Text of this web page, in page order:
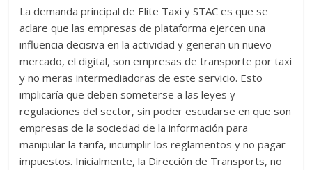
La demanda principal de Elite Taxi y STAC es que se
aclare que las empresas de plataforma ejercen una
influencia decisiva en la actividad y generan un nuevo
mercado, el digital, son empresas de transporte por taxi
y no meras intermediadoras de este servicio. Esto
implicaría que deben someterse a las leyes y
regulaciones del sector, sin poder escudarse en que son
empresas de la sociedad de la información para
manipular la tarifa, incumplir los reglamentos y no pagar
impuestos. Inicialmente, la Dirección de Transports, no